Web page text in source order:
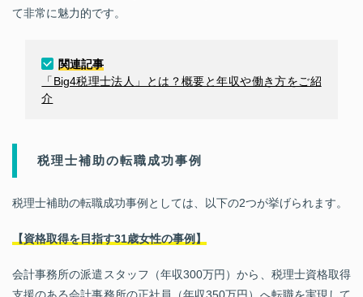
て非常に魅力的です。
関連記事
「Big4税理士法人」とは？概要と年収や働き方をご紹
介
税理士補助の転職成功事例
税理士補助の転職成功事例としては、以下の2つが挙げられます。
【資格取得を目指す31歳女性の事例】
会計事務所の派遣スタッフ（年収300万円）から、税理士資格取得
支援のある会計事務所の正社員（年収350万円）へ転職を実現して